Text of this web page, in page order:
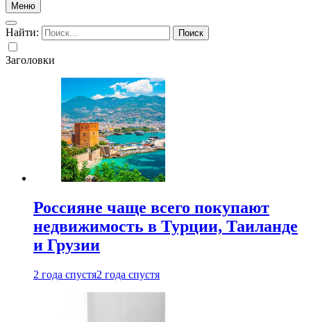
Меню
Найти:
Заголовки
Россияне чаще всего покупают
недвижимость в Турции, Таиланде
и Грузии
2 года спустя2 года спустя